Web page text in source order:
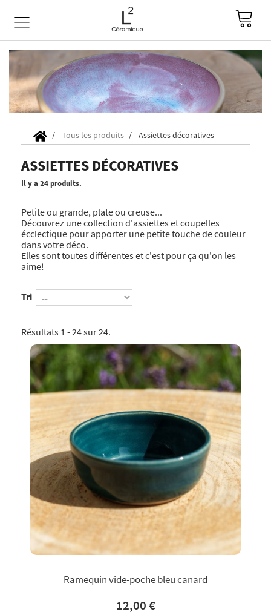
Tous les produits Assiettes décoratives
ASSIETTES DÉCORATIVES
Il y a 24 produits.
Petite ou grande, plate ou creuse...
Découvrez une collection d'assiettes et coupelles
écclectique pour apporter une petite touche de couleur
dans votre déco.
Elles sont toutes différentes et c'est pour ça qu'on les
aime!
Tri
Résultats 1 - 24 sur 24.
Ramequin vide-poche bleu canard
12,00 €